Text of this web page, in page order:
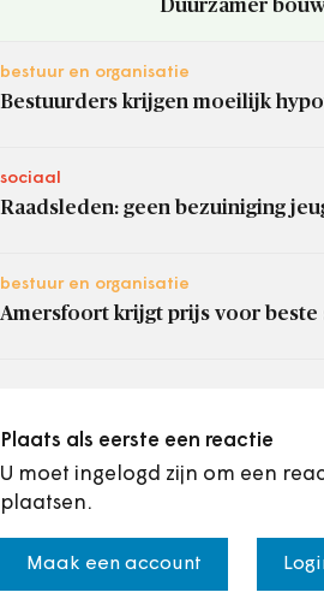
Duurzamer
bestuur en organisatie
Bestuurders krijgen moeilijk
sociaal
Raadsleden: geen bezuiniging
bestuur en organisatie
Amersfoort krijgt prijs voor beste
Plaats als eerste een reactie
U moet ingelogd zijn om een
plaatsen.
Maak een account